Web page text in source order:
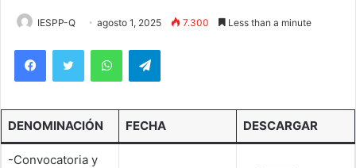
IESPP-Q agosto 1, 2025 7.300 Less than a minute
FacebookTwitter WhatsAppTelegram
DENOMINACIÓN FECHA DESCARGAR
-Convocatoria y